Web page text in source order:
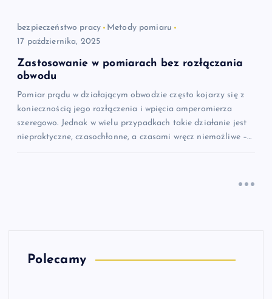
bezpieczeństwo pracy
Metody pomiaru
17 października, 2025
Zastosowanie w pomiarach bez rozłączania
obwodu
Pomiar prądu w działającym obwodzie często kojarzy się z
koniecznością jego rozłączenia i wpięcia amperomierza
szeregowo. Jednak w wielu przypadkach takie działanie jest
niepraktyczne, czasochłonne, a czasami wręcz niemożliwe –…
Polecamy